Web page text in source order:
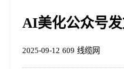
AI美化公众号
2025-09-12 609 线缆网